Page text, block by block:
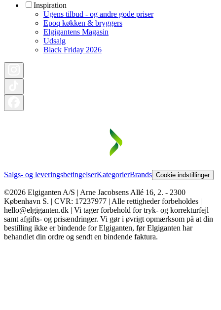
Inspiration
Ugens tilbud - og andre gode priser
Epoq køkken & bryggers
Elgigantens Magasin
Udsalg
Black Friday 2026
Salgs- og leveringsbetingelserKategorierBrands Cookie indstillinger
©2026 Elgiganten A/S | Arne Jacobsens Allé 16, 2. - 2300
København S. | CVR: 17237977 | Alle rettigheder forbeholdes |
hello@elgiganten.dk | Vi tager forbehold for tryk- og korrekturfejl
samt afgifts- og prisændringer. Vi gør i øvrigt opmærksom på at din
bestilling ikke er bindende for Elgiganten, før Elgiganten har
behandlet din ordre og sendt en bindende faktura.